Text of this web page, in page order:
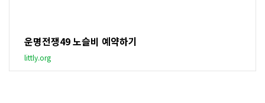
운명전쟁49 노슬비 예약하기
littly.org